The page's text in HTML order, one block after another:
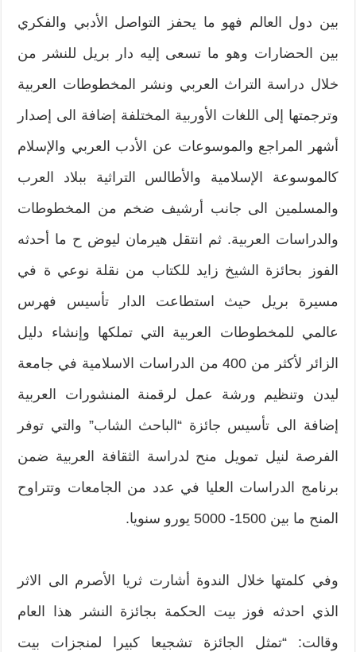
بين دول العالم فهو ما يحفز التواصل الأدبي والفكري
بين الحضارات وهو ما تسعى إليه دار بريل للنشر من
خلال دراسة التراث العربي ونشر المخطوطات العربية
وترجمتها إلى اللغات الأوربية المختلفة إضافة الى إصدار
أشهر المراجع والموسوعات عن الأدب العربي والإسلام
كالموسوعة الإسلامية والأطالس التراثية ببلاد العرب
والمسلمين الى جانب أرشيف ضخم من المخطوطات
والدراسات العربية. ثم انتقل هيرمان ليوض ح ما أحدثه
الفوز بحائزة الشيخ زايد للكتاب من نقلة نوعي ة في
مسيرة بريل حيث استطاعت الدار تأسيس فهرس
عالمي للمخطوطات العربية التي تملكها وإنشاء دليل
الزائر لأكثر من 400 من الدراسات الاسلامية في جامعة
ليدن وتنظيم ورشة عمل لرقمنة المنشورات العربية
إضافة الى تأسيس جائزة “الباحث الشاب” والتي توفر
الفرصة لنيل تمويل منح لدراسة الثقافة العربية ضمن
برنامج الدراسات العليا في عدد من الجامعات وتتراوح
المنح ما بين 1500- 5000 يورو سنويا.
وفي كلمتها خلال الندوة أشارت ثريا الأصرم الى الاثر
الذي احدثه فوز بيت الحكمة بجائزة النشر هذا العام
وقالت: “تمثل الجائزة تشجيعا كبيرا لمنجزات بيت